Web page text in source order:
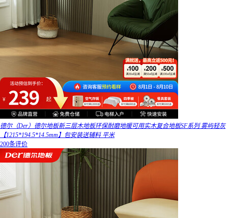
德尔（Der）德尔地板新三层木地板环保耐磨地暖可用实木复合地板SF系列 雾屿轻灰
【1215*194.5*14.5mm】包安装送辅料 平米
200条评价